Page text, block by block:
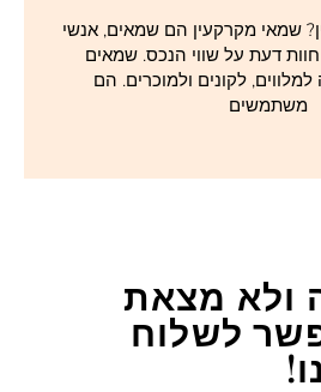
שמאי מקרקעין הם שמאים, אנשי
דעת על שווי הנכס. שמאים
לקונים ולמוכרים. הם
משתמשים
ולא מצאת
לשלוח